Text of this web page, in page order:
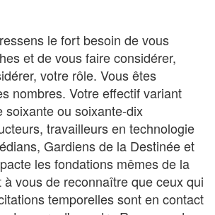
le fort besoin de vous
et de vous faire considérer,
votre rôle. Vous êtes
nombres. Votre effectif variant
soixante ou soixante-dix
travailleurs en technologie
Gardiens de la Destinée et
les fondations mêmes de la
vous de reconnaître que ceux qui
temporelles sont en contact